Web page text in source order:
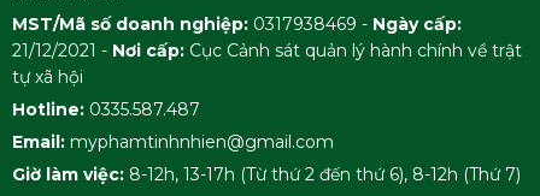
MST/Mã số doanh nghiệp: 0317938469 - Ngày cấp:
21/12/2021 - Nơi cấp: Cục Cảnh sát quản lý hành chính về trật
tự xã hội
Hotline: 0335.587.487
Email: myphamtinhnhien@gmail.com
Giờ làm việc: 8-12h, 13-17h (Từ thứ 2 đến thứ 6), 8-12h (Thứ 7)